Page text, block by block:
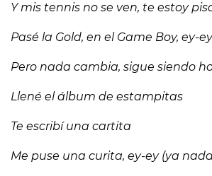
Y mis tennis no se ven, te estoy
Pasé la Gold, en el Game Boy, ey-ey
Pero nada cambia, sigue siendo
Llené el álbum de estampitas
Te escribí una cartita
Me puse una curita, ey-ey (ya